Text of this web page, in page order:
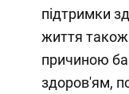
підтримки
життя
причиною
здоров'ям,